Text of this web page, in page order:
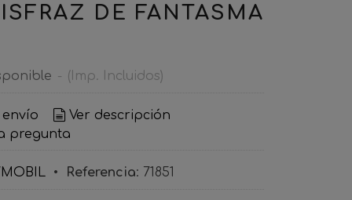
DE FANTASMA
- (Imp. Incluidos)
envío
Ver descripción
pregunta
• Referencia: 71851